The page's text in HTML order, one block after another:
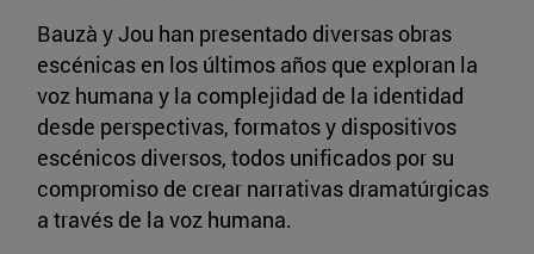
Bauzà y Jou han presentado diversas obras
escénicas en los últimos años que exploran la
voz humana y la complejidad de la identidad
desde perspectivas, formatos y dispositivos
escénicos diversos, todos unificados por su
compromiso de crear narrativas dramatúrgicas
a través de la voz humana.